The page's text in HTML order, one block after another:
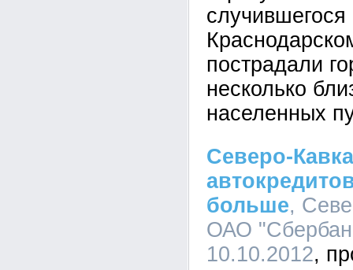
пострадали
несколько
населенных
Северо-
больше,
ОАО
10.10.2012